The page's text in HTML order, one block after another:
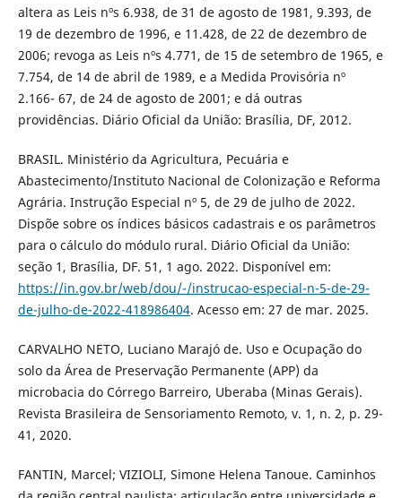
altera as Leis nºs 6.938, de 31 de agosto de 1981, 9.393, de
19 de dezembro de 1996, e 11.428, de 22 de dezembro de
2006; revoga as Leis nºs 4.771, de 15 de setembro de 1965, e
7.754, de 14 de abril de 1989, e a Medida Provisória nº
2.166- 67, de 24 de agosto de 2001; e dá outras
providências. Diário Oficial da União: Brasília, DF, 2012.
BRASIL. Ministério da Agricultura, Pecuária e
Abastecimento/Instituto Nacional de Colonização e Reforma
Agrária. Instrução Especial nº 5, de 29 de julho de 2022.
Dispõe sobre os índices básicos cadastrais e os parâmetros
para o cálculo do módulo rural. Diário Oficial da União:
seção 1, Brasília, DF. 51, 1 ago. 2022. Disponível em:
https://in.gov.br/web/dou/-/instrucao-especial-n-5-de-29-
de-julho-de-2022-418986404. Acesso em: 27 de mar. 2025.
CARVALHO NETO, Luciano Marajó de. Uso e Ocupação do
solo da Área de Preservação Permanente (APP) da
microbacia do Córrego Barreiro, Uberaba (Minas Gerais).
Revista Brasileira de Sensoriamento Remoto, v. 1, n. 2, p. 29-
41, 2020.
FANTIN, Marcel; VIZIOLI, Simone Helena Tanoue. Caminhos